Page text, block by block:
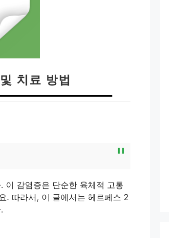
치료 방법
이 감염증은 단순한 육체적 고통
. 따라서, 이 글에서는 헤르페스 2